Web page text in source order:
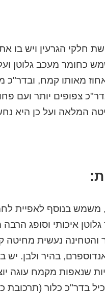
הגרעין ויש בו את
כחומר מעכב גלוטן
מאותו קמח,
צפופים יותר ועם
המלאה ועל כן היא
משמש בנוסף לאפיית
גלוטן איכותי וסופג
נעשית מחיטה
בהיר ולבן. יש
שנאפות מקמח עוגה
בדר"כ כלור (תרכובת